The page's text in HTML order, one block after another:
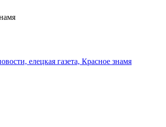
елецкая газета, Красное знамя